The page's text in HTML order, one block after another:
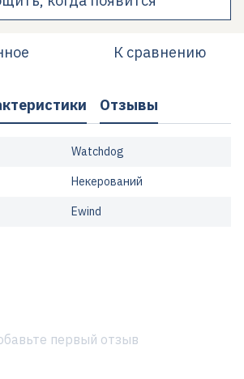
К сравнению
Отзывы
Watchdog
Некерований
Ewind
первый отзыв